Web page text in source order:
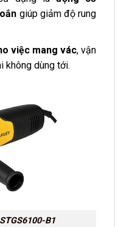
giúp giảm độ rung
việc mang vác, vận
không dùng tới.
B1